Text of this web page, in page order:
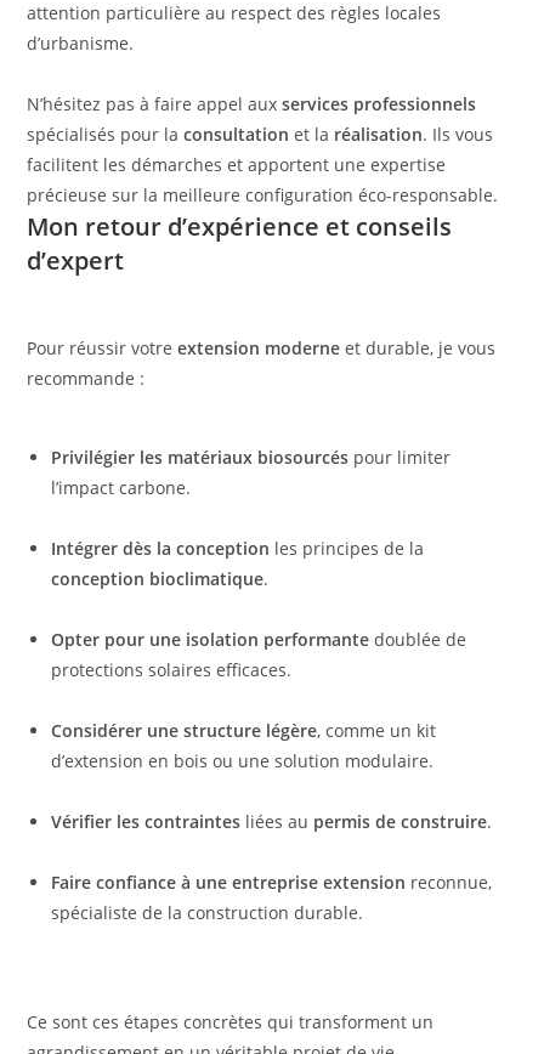
attention particulière au respect des règles locales
d’urbanisme.
N’hésitez pas à faire appel auxservices professionnels
spécialisés pour laconsultation et la réalisation. Ils vous
facilitent les démarches et apportent une expertise
précieuse sur la meilleure configuration éco-responsable.
Mon retour d’expérience et conseils
d’expert
Pour réussir votreextension moderne et durable, je vous
recommande :
Privilégier les matériaux biosourcés pour limiter
l’impact carbone.
Intégrer dès la conception les principes de la
conception bioclimatique.
Opter pour une isolation performante doublée de
protections solaires efficaces.
Considérer une structure légère, comme un kit
d’extension en bois ou une solution modulaire.
Vérifier les contraintes liées au permis de construire.
Faire confiance à une entreprise extension reconnue,
spécialiste de la construction durable.
Ce sont ces étapes concrètes qui transforment un